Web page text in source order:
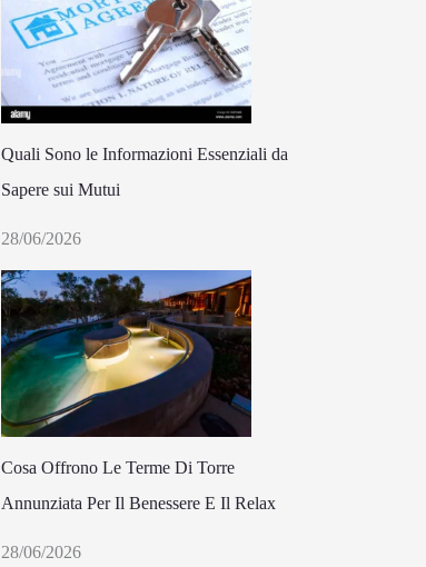
Quali Sono le Informazioni Essenziali da
Sapere sui Mutui
28/06/2026
Cosa Offrono Le Terme Di Torre
Annunziata Per Il Benessere E Il Relax
28/06/2026